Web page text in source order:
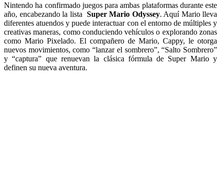
Nintendo ha confirmado juegos para ambas plataformas durante este
año, encabezando la lista Super Mario Odyssey. Aquí Mario lleva
diferentes atuendos y puede interactuar con el entorno de múltiples y
creativas maneras, como conduciendo vehículos o explorando zonas
como Mario Pixelado. El compañero de Mario, Cappy, le otorga
nuevos movimientos, como “lanzar el sombrero”, “Salto Sombrero”
y “captura” que renuevan la clásica fórmula de Super Mario y
definen su nueva aventura.